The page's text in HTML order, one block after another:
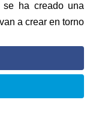
ha creado una
a crear en torno